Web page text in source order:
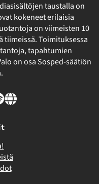
taustalla on
kokeneet erilaisia
on viimeisten 10
tiimeissä. Toimituksessa
tapahtumien
on osa Sosped-säätiön
SpotifyLinkki